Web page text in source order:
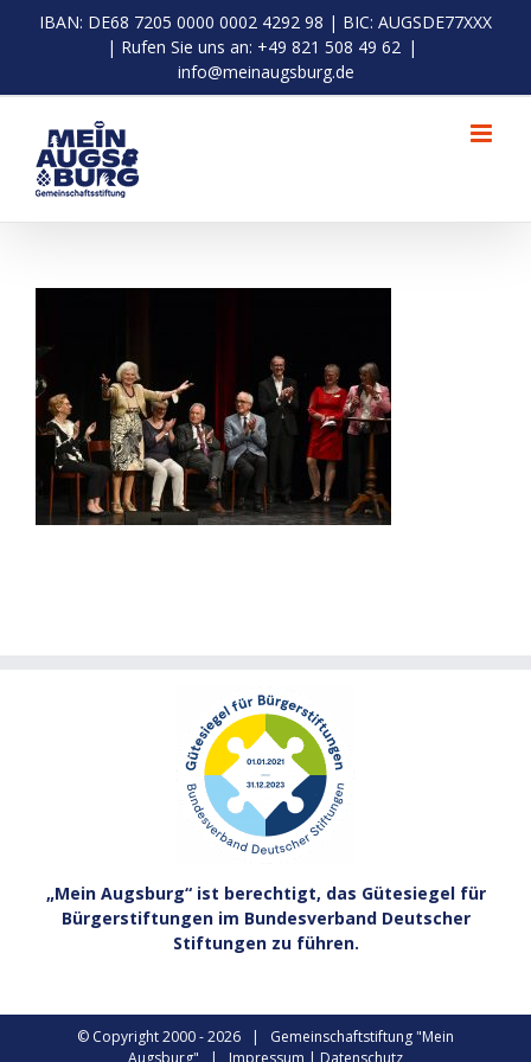
Inhalt
IBAN: DE68 7205 0000 0002 4292 98 | BIC: AUGSDE77XXX
| Rufen Sie uns an: +49 821 508 49 62 |
info@meinaugsburg.de
„Mein Augsburg“ ist berechtigt, das Gütesiegel für
Bürgerstiftungen im Bundesverband Deutscher
Stiftungen zu führen.
© Copyright 2000 -2026 | Gemeinschaftstiftung "Mein
Augsburg" | Impressum | Datenschutz